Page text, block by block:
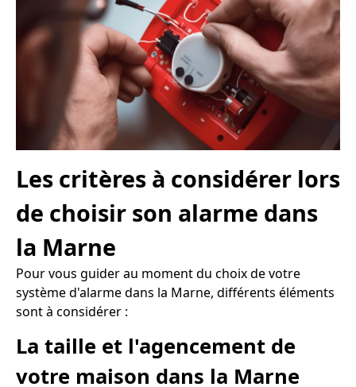
Les critères à considérer lors
de choisir son alarme dans
la Marne
Pour vous guider au moment du choix de votre
système d'alarme dans la Marne, différents éléments
sont à considérer :
La taille et l'agencement de
votre maison dans la Marne